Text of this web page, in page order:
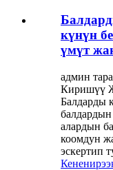
күнүн
үмүт
админ
Киришүү
Балдарды
алардын
коомдун
эскертип